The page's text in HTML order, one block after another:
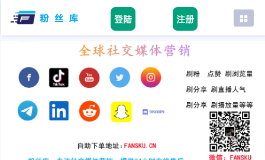
登陆 注册
首页
tiktok
youtube